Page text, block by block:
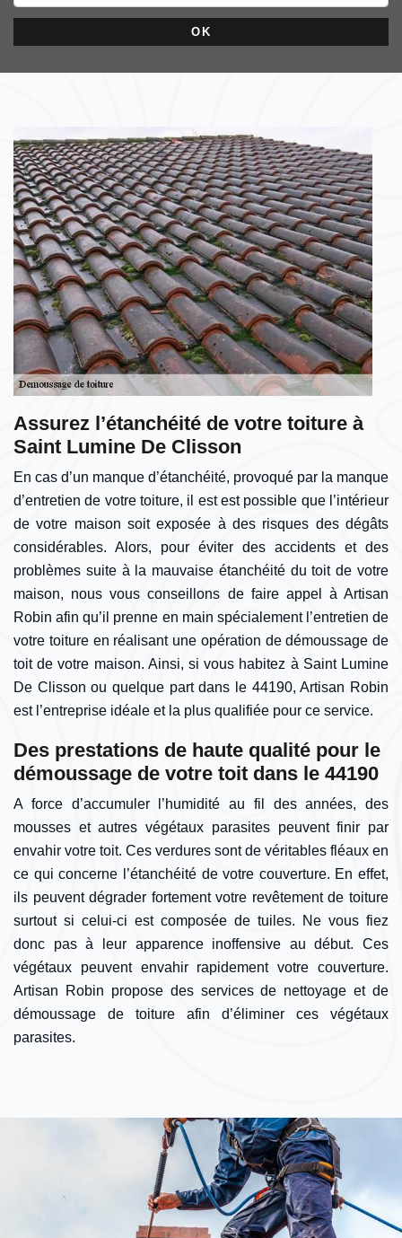
Assurez l’étanchéité de votre toiture à
Saint Lumine De Clisson
En cas d’un manque d’étanchéité, provoqué par la manque
d’entretien de votre toiture, il est est possible que l’intérieur
de votre maison soit exposée à des risques des dégâts
considérables. Alors, pour éviter des accidents et des
problèmes suite à la mauvaise étanchéité du toit de votre
maison, nous vous conseillons de faire appel à Artisan
Robin afin qu’il prenne en main spécialement l’entretien de
votre toiture en réalisant une opération de démoussage de
toit de votre maison. Ainsi, si vous habitez à Saint Lumine
De Clisson ou quelque part dans le 44190, Artisan Robin
est l’entreprise idéale et la plus qualifiée pour ce service.
Des prestations de haute qualité pour le
démoussage de votre toit dans le 44190
A force d’accumuler l’humidité au fil des années, des
mousses et autres végétaux parasites peuvent finir par
envahir votre toit. Ces verdures sont de véritables fléaux en
ce qui concerne l’étanchéité de votre couverture. En effet,
ils peuvent dégrader fortement votre revêtement de toiture
surtout si celui-ci est composée de tuiles. Ne vous fiez
donc pas à leur apparence inoffensive au début. Ces
végétaux peuvent envahir rapidement votre couverture.
Artisan Robin propose des services de nettoyage et de
démoussage de toiture afin d’éliminer ces végétaux
parasites.